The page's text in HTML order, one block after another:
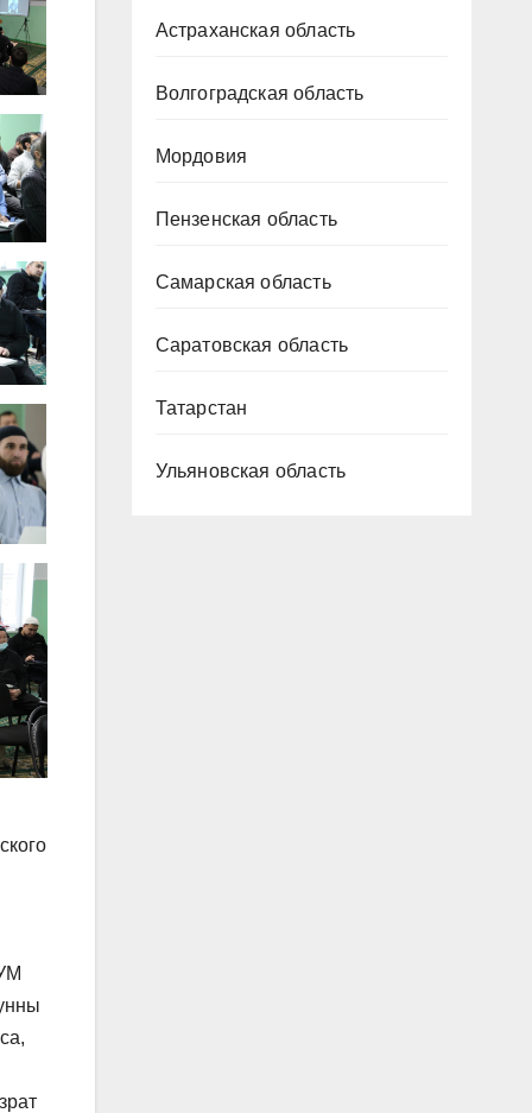
Астраханская область
Волгоградская область
Мордовия
Пензенская область
Самарская область
Саратовская область
Татарстан
Ульяновская область